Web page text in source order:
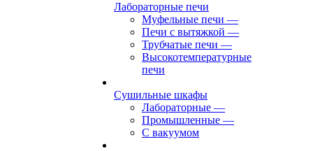
Лабораторные печи
Муфельные печи —
Печи с вытяжкой —
Трубчатые печи —
Высокотемпературные
печи
Сушильные шкафы
Лабораторные —
Промышленные —
С вакуумом